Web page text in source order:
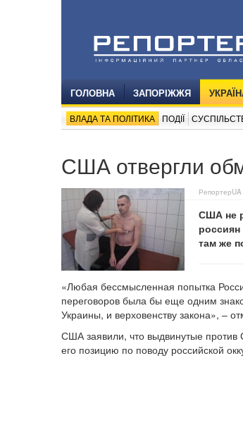
ГОЛОВНА ЗАПОРІЖЖЯ
ВЛАДА ТА ПОЛІТИКА ПОДІЇ
США отвергли
РепортерUA
США не
там же
«Любая бессмысленная попытка
переговоров была бы еще одним
Украины, и верховенству закона», –
США заявили, что выдвинутые против
его позицию по поводу российской